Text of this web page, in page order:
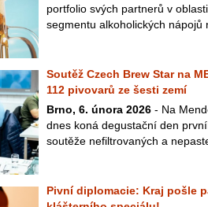
portfolio svých partnerů v
segmentu alkoholických nápojů
Soutěž Czech Brew Star na
112 pivovarů ze šesti zemí
Brno, 6. února 2026 - Na
dnes koná degustační den
soutěže nefiltrovaných a
Pivní diplomacie: Kraj pošle